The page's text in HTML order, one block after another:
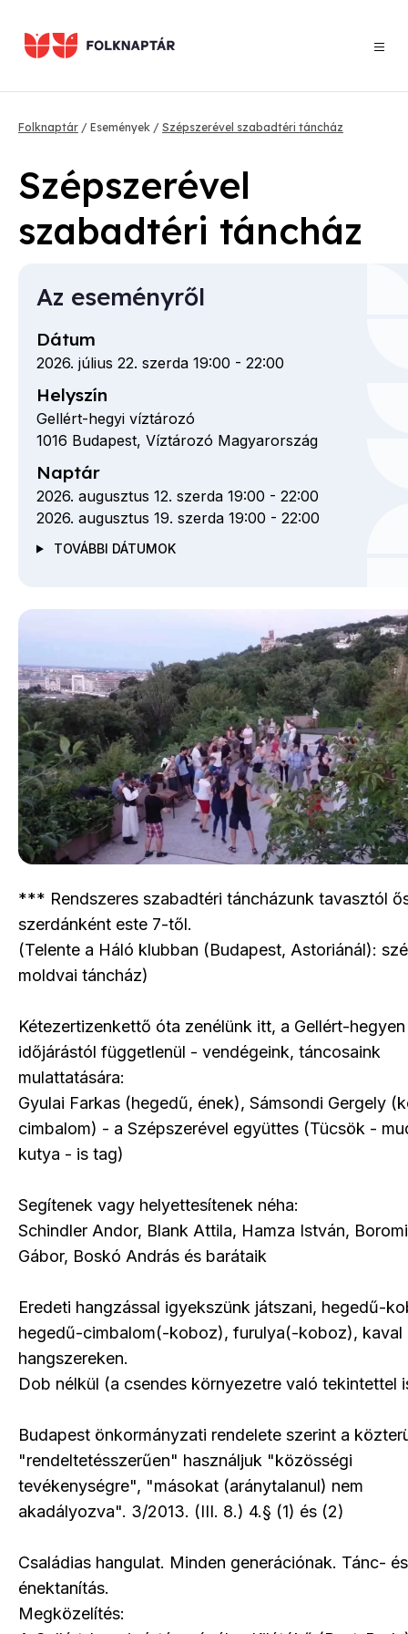
tartalomra
Morzsa
Folknaptár Események Szépszerével szabadtéri táncház
Szépszerével
szabadtéri táncház
*** Rendszeres szabadtéri táncházunk tavasztól
szerdánként este 7-től.
(Telente a Háló klubban (Budapest, Astoriánál):
moldvai táncház)
Kétezertizenkettő óta zenélünk itt, a Gellért-
időjárástól függetlenül - vendégeink, táncosaink
mulattatására:
Gyulai Farkas (hegedű, ének), Sámsondi Gergely
cimbalom) - a Szépszerével együttes (Tücsök -
kutya - is tag)
Segítenek vagy helyettesítenek néha:
Schindler Andor, Blank Attila, Hamza István,
Gábor, Boskó András és barátaik
Eredeti hangzással igyekszünk játszani, hegedű-
hegedű-cimbalom(-koboz), furulya(-koboz), kaval
hangszereken.
Dob nélkül (a csendes környezetre való tekintettel
Budapest önkormányzati rendelete szerint a
"rendeltetésszerűen" használjuk "közösségi
tevékenységre", "másokat (aránytalanul) nem
akadályozva". 3/2013. (III. 8.) 4.§ (1) és (2)
Családias hangulat. Minden generációnak. Tánc- és
énektanítás.
Megközelítés:
Az eseményről
Dátum
2026. július 22. szerda 19:00 - 22:00
Helyszín
Gellért-hegyi víztározó
1016 Budapest, Víztározó Magyarország
Naptár
2026. augusztus 12. szerda 19:00 - 22:00
2026. augusztus 19. szerda 19:00 - 22:00
TOVÁBBI DÁTUMOK